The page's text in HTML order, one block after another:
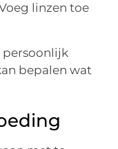
linzen toe
persoonlijk
bepalen wat